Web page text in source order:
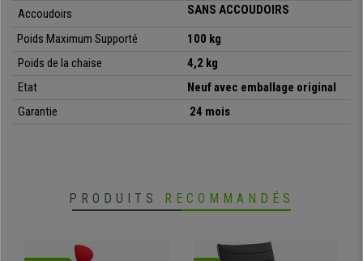
Idéale pour salle de conférence
•Très résistante: cadre en acier avec 4 pieds chromés
• Très pratique et polyvalente
Accoudoirs
SANS ACCOUDOIRS
Poids Maximum Supporté
100 kg
Poids de la chaise
4,2 kg
Etat
Neuf avec emballage original
Garantie
24 mois
PRODUITS RECOMMANDÉS